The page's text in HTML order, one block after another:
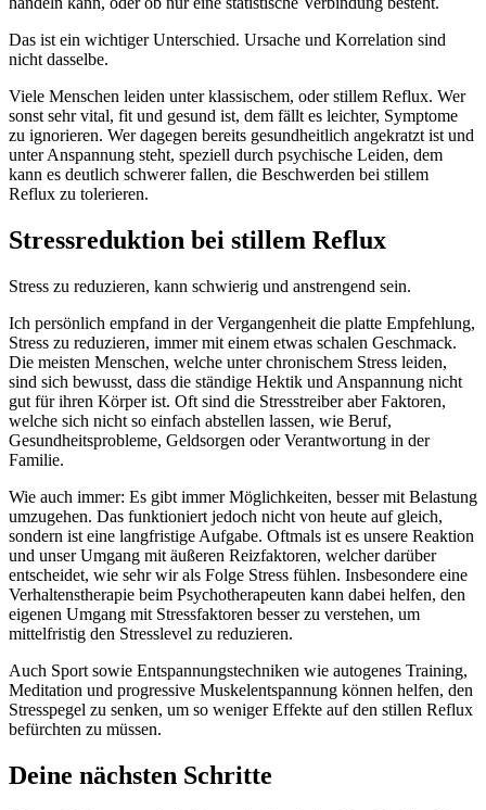
Das ist ein wichtiger Unterschied. Ursache und Korrelation sind
nicht dasselbe.
Viele Menschen leiden unter klassischem, oder stillem Reflux. Wer
sonst sehr vital, fit und gesund ist, dem fällt es leichter, Symptome
zu ignorieren. Wer dagegen bereits gesundheitlich angekratzt ist und
unter Anspannung steht, speziell durch psychische Leiden, dem
kann es deutlich schwerer fallen, die Beschwerden bei stillem
Reflux zu tolerieren.
Stressreduktion bei stillem Reflux
Stress zu reduzieren, kann schwierig und anstrengend sein.
Ich persönlich empfand in der Vergangenheit die platte Empfehlung,
Stress zu reduzieren, immer mit einem etwas schalen Geschmack.
Die meisten Menschen, welche unter chronischem Stress leiden,
sind sich bewusst, dass die ständige Hektik und Anspannung nicht
gut für ihren Körper ist. Oft sind die Stresstreiber aber Faktoren,
welche sich nicht so einfach abstellen lassen, wie Beruf,
Gesundheitsprobleme, Geldsorgen oder Verantwortung in der
Familie.
Wie auch immer: Es gibt immer Möglichkeiten, besser mit Belastung
umzugehen. Das funktioniert jedoch nicht von heute auf gleich,
sondern ist eine langfristige Aufgabe. Oftmals ist es unsere Reaktion
und unser Umgang mit äußeren Reizfaktoren, welcher darüber
entscheidet, wie sehr wir als Folge Stress fühlen. Insbesondere eine
Verhaltenstherapie beim Psychotherapeuten kann dabei helfen, den
eigenen Umgang mit Stressfaktoren besser zu verstehen, um
mittelfristig den Stresslevel zu reduzieren.
Auch Sport sowie Entspannungstechniken wie autogenes Training,
Meditation und progressive Muskelentspannung können helfen, den
Stresspegel zu senken, um so weniger Effekte auf den stillen Reflux
befürchten zu müssen.
Deine nächsten Schritte